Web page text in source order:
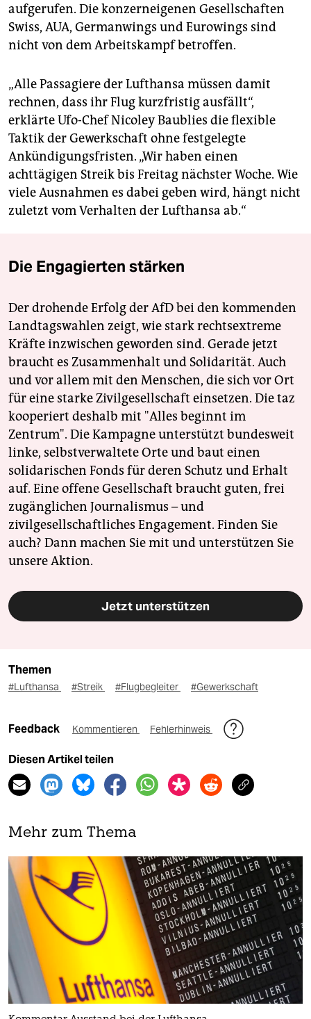
aufgerufen. Die konzerneigenen Gesellschaften
Swiss, AUA, Germanwings und Eurowings sind
nicht von dem Arbeitskampf betroffen.
„Alle Passagiere der Lufthansa müssen damit
rechnen, dass ihr Flug kurzfristig ausfällt“,
erklärte Ufo-Chef Nicoley Baublies die flexible
Taktik der Gewerkschaft ohne festgelegte
Ankündigungsfristen. „Wir haben einen
achttägigen Streik bis Freitag nächster Woche. Wie
viele Ausnahmen es dabei geben wird, hängt nicht
zuletzt vom Verhalten der Lufthansa ab.“
Die Engagierten stärken
Der drohende Erfolg der AfD bei den kommenden
Landtagswahlen zeigt, wie stark rechtsextreme
Kräfte inzwischen geworden sind. Gerade jetzt
braucht es Zusammenhalt und Solidarität. Auch
und vor allem mit den Menschen, die sich vor Ort
für eine starke Zivilgesellschaft einsetzen. Die taz
kooperiert deshalb mit "Alles beginnt im
Zentrum". Die Kampagne unterstützt bundesweit
linke, selbstverwaltete Orte und baut einen
solidarischen Fonds für deren Schutz und Erhalt
auf. Eine offene Gesellschaft braucht guten, frei
zugänglichen Journalismus – und
zivilgesellschaftliches Engagement. Finden Sie
auch? Dann machen Sie mit und unterstützen Sie
unsere Aktion.
Jetzt unterstützen
Themen
#Lufthansa #Streik #Flugbegleiter #Gewerkschaft
Feedback Kommentieren Fehlerhinweis
Diesen Artikel teilen
Mehr zum Thema